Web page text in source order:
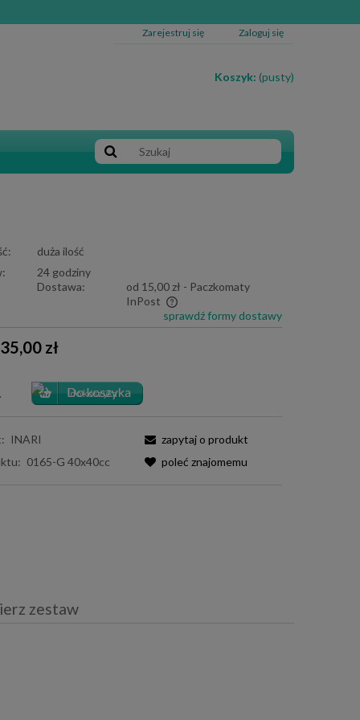
Zarejestruj się Zaloguj się
Koszyk: (pusty)
duża ilość
24 godziny
Dostawa:
od 15,00 zł - Paczkomaty
InPost
sprawdź formy dostawy
35,00 zł
INARI
0165-G 40x40cc
zapytaj o produkt
poleć znajomemu
ewentualnych kosztów
zestaw